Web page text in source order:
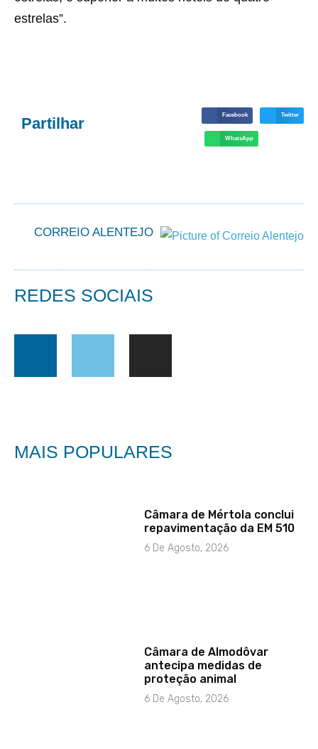
estrelas”.
Partilhar Facebook Twitter
WhatsApp
CORREIO ALENTEJO
REDES SOCIAIS
MAIS POPULARES
Câmara de Mértola conclui
repavimentação da EM 510
6 De Agosto, 2026
Câmara de Almodôvar
antecipa medidas de
proteção animal
6 De Agosto, 2026